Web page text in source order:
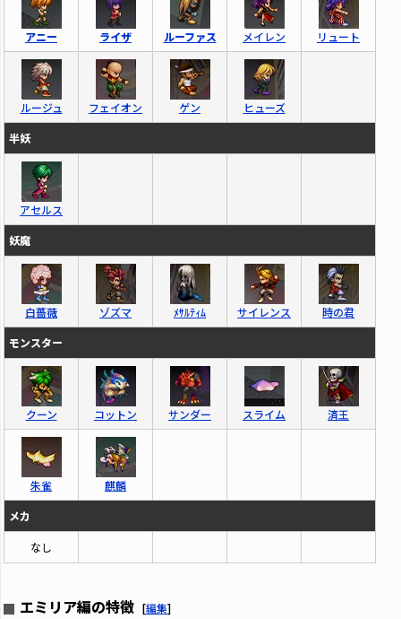
アニー ライザ ルーファス メイレン リュート
ルージュ フェイオン ゲン
ヒューズ
半妖
アセルス
妖魔
白薔薇 ゾズマ ﾒｻﾙﾃｨﾑ サイレンス
時の君
モンスター
クーン コットン サンダー スライム 済王
朱雀
麒麟
メカ
なし
エミリア編の特徴 [編集]